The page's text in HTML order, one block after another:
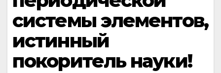
системы элементов,
истинный
покоритель науки!